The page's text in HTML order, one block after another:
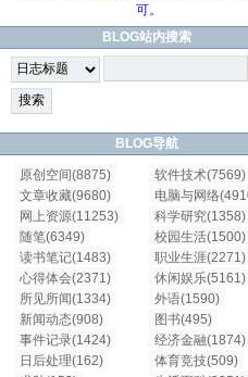
可。
BLOG站内搜索
BLOG导航
原创空间(8875)
文章收藏(9680)
网上资源(11253)
随笔(6349)
读书笔记(1483)
心得体会(2371)
所见所闻(1334)
新闻动态(908)
事件记录(1424)
日后处理(162)
软件技术(7569)
电脑与网络
科学研究(1358)
校园生活(1500)
职业生涯(2271)
休闲娱乐(5161)
外语(1590)
图书(495)
经济金融(1874)
体育竞技(509)